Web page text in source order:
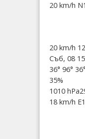
20 km/h N
20 km/h
Съб, 08
36° 96° 36°
35%
1010 hPa
18 km/h E